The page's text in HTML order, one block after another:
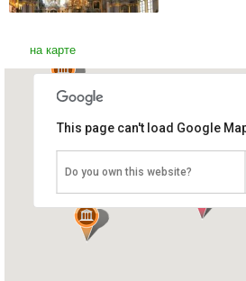
на карте
Кафедральный
This page can't load Google
Do you own this website?